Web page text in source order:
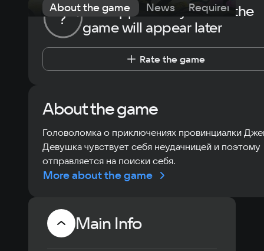
About the game News Requirements
?
The opportunity to rate the
game will appear later
Rate the game
About the game
Головоломка о приключениях провинциалки
Девушка чувствует себя неудачницей и поэтому
отправляется на поиски себя.
More about the game
Main Info